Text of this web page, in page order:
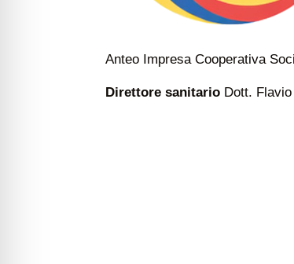
Anteo Impresa Cooperativa
Direttore sanitario Dott. Flavio